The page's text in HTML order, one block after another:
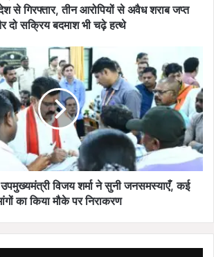
से गिरफ्तार, तीन आरोपियों से अवैध शराब जप्त
दो सक्रिय बदमाश भी चढ़े हत्थे
विजय शर्मा ने सुनी जनसमस्याएँ, कई
का किया मौके पर निराकरण